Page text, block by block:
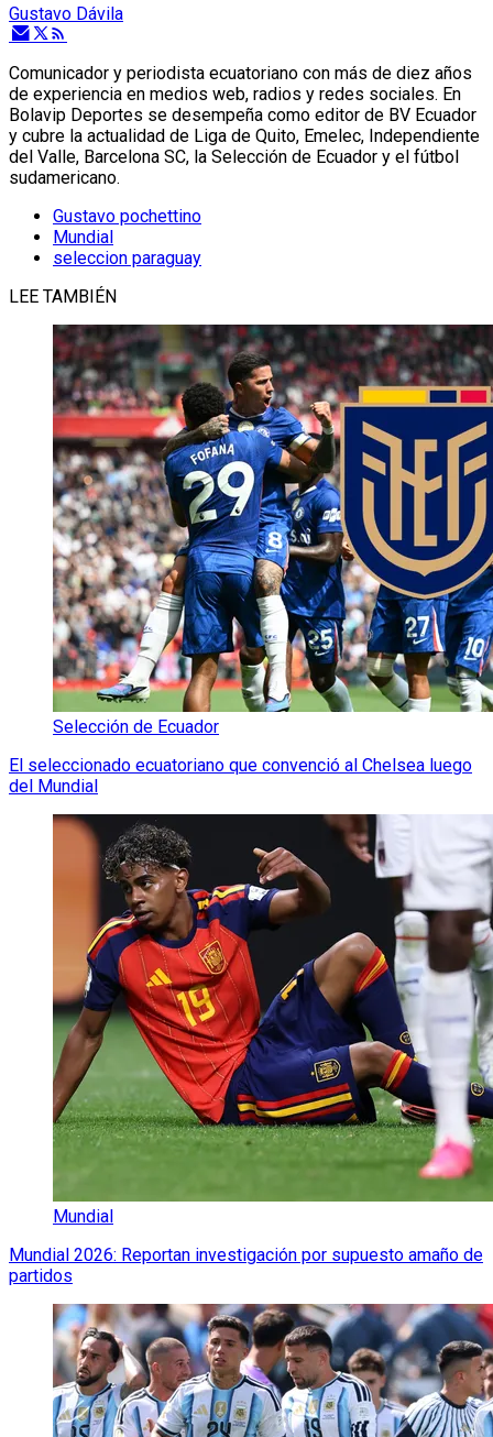
Gustavo Dávila
Comunicador y periodista ecuatoriano con más de diez años
de experiencia en medios web, radios y redes sociales. En
Bolavip Deportes se desempeña como editor de BV Ecuador
y cubre la actualidad de Liga de Quito, Emelec, Independiente
del Valle, Barcelona SC, la Selección de Ecuador y el fútbol
sudamericano.
Gustavo pochettino
Mundial
seleccion paraguay
LEE TAMBIÉN
Selección de Ecuador
El seleccionado ecuatoriano que convenció al Chelsea luego
del Mundial
Mundial
Mundial 2026: Reportan investigación por supuesto amaño de
partidos